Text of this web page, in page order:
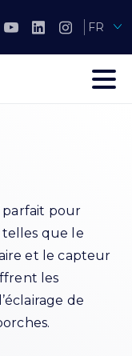
FR
parfait pour
telles que le
et le capteur
les
de